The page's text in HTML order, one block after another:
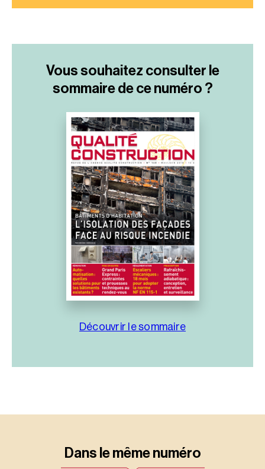
Vous souhaitez consulter le
sommairede ce numéro ?
Découvrir le sommaire
Dans le même numéro